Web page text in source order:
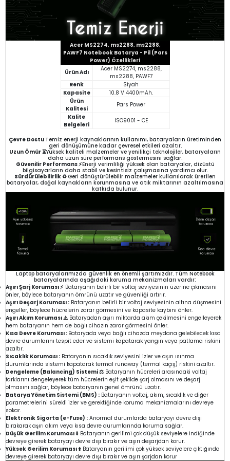
Acer MS2274, ms2288, ms2288,
PAWF7 Notebook Batarya - Pil (Pars
Power) Özellikleri
Ürün Adı
Acer MS2274, ms2288,
ms2288, PAWF7
Renk
Siyah
Kapasite
10.8 V 4400mAh.
Ürün
Kalitesi
Pars Power
Kalite
Belgeleri
ISO9001 - CE
Çevre Dostu Temiz enerji kaynaklarının kullanımı, bataryaların üretiminden
geri dönüşümüne kadar çevresel etkileri azaltır.
Uzun Ömür ⏳Yüksek kaliteli malzemeler ve yenilikçi teknolojiler, bataryaların
daha uzun süre performans göstermesini sağlar.
Güvenilir Performans ⚡Enerji verimliliği yüksek olan bataryalar, dizüstü
bilgisayarların daha stabil ve kesintisiz çalışmasına yardımcı olur.
Sürdürülebilirlik ♻️Geri dönüştürülebilir malzemeler kullanılarak üretilen
bataryalar, doğal kaynakların korunmasına ve atık miktarının azaltılmasına
katkıda bulunur.
Laptop bataryalarımızda güvenlik en önemli şartımızdır. Tüm Notebook
bataryalarında aşağıdaki koruma mekanizmaları vardır:
Aşırı Şarj Koruması ⚡ Bataryanın belirli bir voltaj seviyesinin üzerine çıkmasını
önler, böylece bataryanın ömrünü uzatır ve güvenliği artırır.
Aşırı Deşarj Koruması : Bataryanın belirli bir voltaj seviyesinin altına düşmesini
engeller, böylece hücrelerin zarar görmesini ve kapasite kaybını önler.
Aşırı Akım Koruması ⚠️Bataryadan aşırı miktarda akım çekilmesini engelleyerek
hem bataryanın hem de bağlı cihazın zarar görmesini önler.
Kısa Devre Koruması : Bataryada veya bağlı cihazda meydana gelebilecek kısa
devre durumlarını tespit eder ve sistemi kapatarak yangın veya patlama riskini
azaltır.
Sıcaklık Koruması : Bataryanın sıcaklık seviyesini izler ve aşırı ısınma
durumlarında sistemi kapatarak termal runaway (termal kaçış) riskini azaltır.
Dengeleme (Balancing) Sistemi ⚖️ Bataryanın hücreleri arasındaki voltaj
farklarını dengeleyerek tüm hücrelerin eşit şekilde şarj olmasını ve deşarj
olmasını sağlar, böylece bataryanın genel ömrünü uzatır.
Batarya Yönetim Sistemi (BMS) : Bataryanın voltaj, akım, sıcaklık ve diğer
parametrelerini sürekli izler ve gerektiğinde koruma mekanizmalarını devreye
sokar.
Elektronik Sigorta (e-Fuse) : Anormal durumlarda bataryayı devre dışı
bırakarak aşırı akım veya kısa devre durumlarında koruma sağlar.
Düşük Gerilim Koruması ⬇️ Bataryanın gerilimi çok düşük seviyelere indiğinde
devreye girerek bataryayı devre dışı bırakır ve aşırı deşarjdan korur.
Yüksek Gerilim Koruması ⬆️ Bataryanın gerilimi çok yüksek seviyelere çıktığında
devreye girerek bataryayı devre dışı bırakır ve aşırı şarjdan korur